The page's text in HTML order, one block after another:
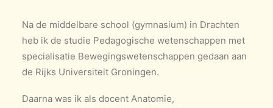
Na de middelbare school (gymnasium) in Drachten
heb ik de studie Pedagogische wetenschappen met
specialisatie Bewegingswetenschappen gedaan aan
de Rijks Universiteit Groningen.
Daarna was ik als docent Anatomie,